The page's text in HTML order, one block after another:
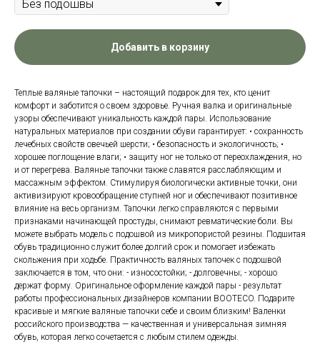
Добавить в корзину
Теплые валяные тапочки – настоящий подарок для тех, кто ценит
комфорт и заботится о своем здоровье. Ручная валка и оригинальные
узоры обеспечивают уникальность каждой пары. Использование
натуральных материалов при создании обуви гарантирует: • сохранность
лечебных свойств овечьей шерсти; • безопасность и экологичность; •
хорошее поглощение влаги; • защиту ног не только от переохлаждения, но
и от перегрева. Валяные тапочки также славятся расслабляющим и
массажным эффектом. Стимулируя биологически активные точки, они
активизируют кровообращение ступней ног и обеспечивают позитивное
влияние на весь организм. Тапочки легко справляются с первыми
признаками начинающей простуды, снимают ревматические боли. Вы
можете выбрать модель с подошвой из микропористой резины. Подшитая
обувь традиционно служит более долгий срок и помогает избежать
скольжения при ходьбе. Практичность валяных тапочек с подошвой
заключается в том, что они: - износостойки; - долговечны; - хорошо
держат форму. Оригинальное оформление каждой пары - результат
работы профессиональных дизайнеров компании BOOTECO. Подарите
красивые и мягкие валяные тапочки себе и своим близким! Валенки
российского производства — качественная и универсальная зимняя
обувь, которая легко сочетается с любым стилем одежды.